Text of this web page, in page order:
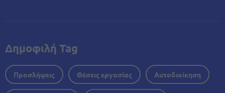
Δημοφιλή Tag
Προσλήψεις Θέσεις εργασίας Αυτοδιοίκηση